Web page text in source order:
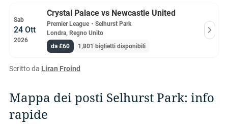
Sab
24 Ott
2026
Crystal Palace vs Newcastle United
Premier League・ Selhurst Park
Londra, Regno Unito
da £60
1,801 biglietti disponibili
Scritto da Liran Froind
Mappa dei posti Selhurst Park: info
rapide